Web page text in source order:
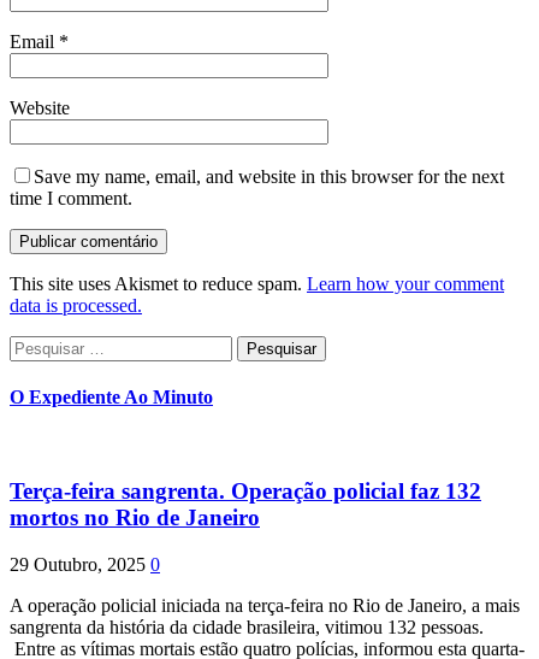
Email *
Website
Save my name, email, and website in this browser for the next
time I comment.
This site uses Akismet to reduce spam. Learn how your comment
data is processed.
Pesquisar
por:
O Expediente Ao Minuto
Terça-feira sangrenta. Operação policial faz 132
mortos no Rio de Janeiro
29 Outubro, 2025 0
A operação policial iniciada na terça-feira no Rio de Janeiro, a mais
sangrenta da história da cidade brasileira, vitimou 132 pessoas.
Entre as vítimas mortais estão quatro polícias, informou esta quarta-